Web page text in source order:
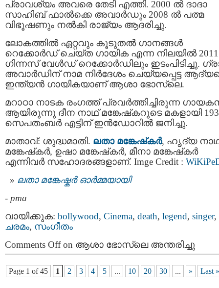
പ്രാവശ്യം അവരെ തേടി എത്തി. 2000 ല്‍ ദാദാ
സാഹിബ് ഫാല്‍ക്കെ അവാര്‍ഡും 2008 ല്‍ പത്മ
വിഭൂഷണും നല്‍കി രാജ്യം ആദരിച്ചു.
ലോകത്തിൽ ഏറ്റവും കൂടുതൽ ഗാനങ്ങൾ
റെക്കോർഡ് ചെയ്ത ഗായിക എന്ന നിലയിൽ
ഗിന്നസ് വേൾഡ് റെക്കോർഡിലും ഇടംപിടിച്ചു.
അവാര്‍ഡിന് നാമ നിര്‍ദേശം ചെയ്യപ്പെട്ട
ഇന്ത്യന്‍ ഗായികയാണ് ആശാ ഭോസ്‌ലെ.
മറാഠാ നാടക രംഗത്ത് പ്രവർത്തിച്ചിരുന്ന
ആയിരുന്നു ദീന നാഥ് മങ്കേഷ്‌കറുടെ മകളായി
സെപതംബര്‍ എട്ടിന് ഇന്‍ഡോറിൽ ജനിച്ചു.
മാതാവ്: ശുദ്ധമാതി. ലതാ മങ്കേഷ്‌കര്‍, ഹൃദ്യ
മങ്കേഷ്‌കര്‍, ഉഷാ മങ്കേഷ്‌കര്‍, മീനാ മങ്കേഷ്‌കര്‍
എന്നിവര്‍ സഹോദരങ്ങളാണ്. Imge Credit :
ലതാ മങ്കേഷ്കര്‍ ഓര്‍മ്മയായി
- pma
വായിക്കുക: bollywood, Cinema, death, legend, singer,
ചരമം, സംഗീതം
Comments Offon ആശാ ഭോസ്‌ലെ അന്തരിച്ചു
Page 1 of 45 1 2 3 4 5 ... 10 20 30 ... » Last »